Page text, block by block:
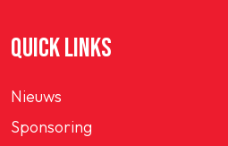
QUICK LINKS
Nieuws
Sponsoring